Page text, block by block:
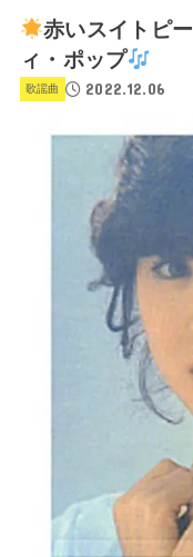
赤いスイトピー
ィ・ポップ
歌謡曲 2022.12.06